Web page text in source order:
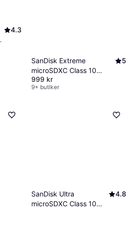
4.3
SanDisk Extreme
microSDXC Class 10
UHS-I U3 V30 A2
160/90MB/s 512GB
5
999 kr
9+ butiker
SanDisk Ultra
microSDXC Class 10
4.8